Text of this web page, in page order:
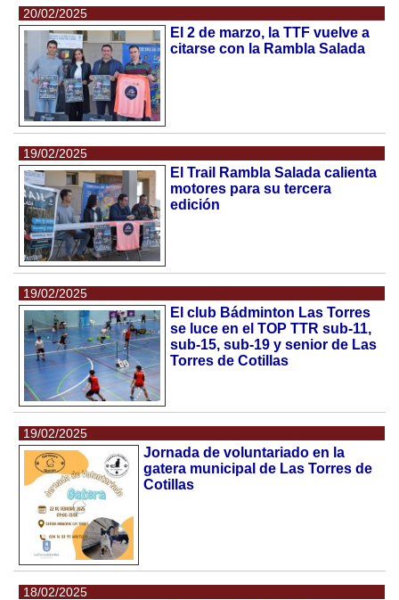
20/02/2025
El 2 de marzo, la TTF vuelve a
citarse con la Rambla Salada
19/02/2025
El Trail Rambla Salada calienta
motores para su tercera
edición
19/02/2025
El club Bádminton Las Torres
se luce en el TOP TTR sub-11,
sub-15, sub-19 y senior de Las
Torres de Cotillas
19/02/2025
Jornada de voluntariado en la
gatera municipal de Las Torres de
Cotillas
18/02/2025